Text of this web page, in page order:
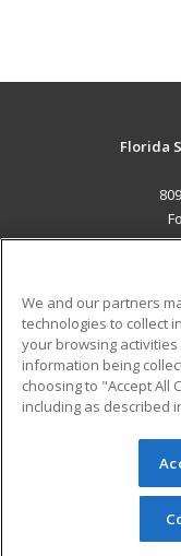
Florida
Military
Financial
Help
© 2026 ed2go, a
reserved. The
redistributed
permission
We and our partners
technologies to collect
your browsing
information being
choosing to "Accept All
including as described